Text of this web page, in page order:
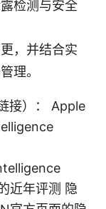
检测与安全
，并结合实
理。
接）： Apple
近年评测 隐